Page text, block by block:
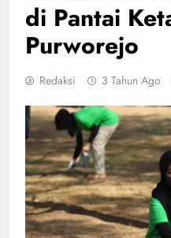
di Pantai
Purworejo
Redaksi 3 Tahun Ago